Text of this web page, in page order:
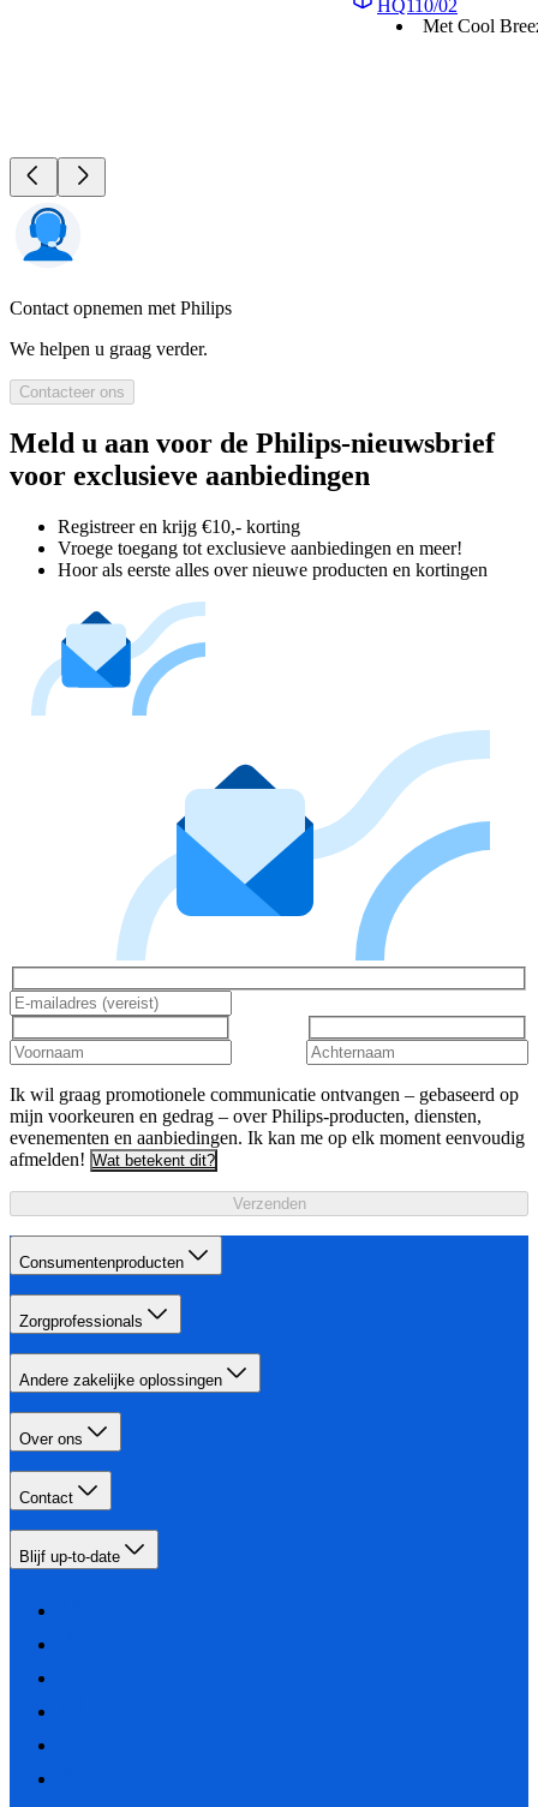
HQ110/02
Met Cool
Contact opnemen met Philips
We helpen u graag verder.
Contacteer ons
Meld u aan voor de Philips-nieuwsbrief
voor exclusieve aanbiedingen
Registreer en krijg €10,- korting
Vroege toegang tot exclusieve aanbiedingen en meer!
Hoor als eerste alles over nieuwe producten en kortingen
Ik wil graag promotionele communicatie ontvangen – gebaseerd op
mijn voorkeuren en gedrag – over Philips-producten, diensten,
evenementen en aanbiedingen. Ik kan me op elk moment eenvoudig
afmelden! Wat betekent dit?
Verzenden
Consumentenproducten
Zorgprofessionals
Andere zakelijke oplossingen
Over ons
Contact
Blijf up-to-date